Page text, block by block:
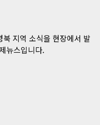
북 지역 소식을 현장에서 발
뉴스입니다.